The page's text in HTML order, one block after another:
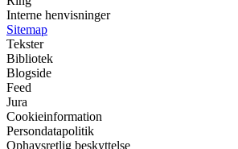
Interne henvisninger
Sitemap
Tekster
Bibliotek
Blogside
Feed
Jura
Cookieinformation
Persondatapolitik
Ophavsretlig beskyttelse